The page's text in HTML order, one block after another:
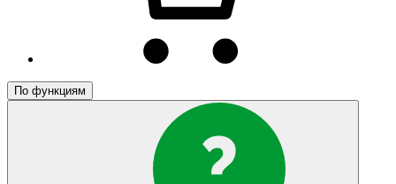
По функциям